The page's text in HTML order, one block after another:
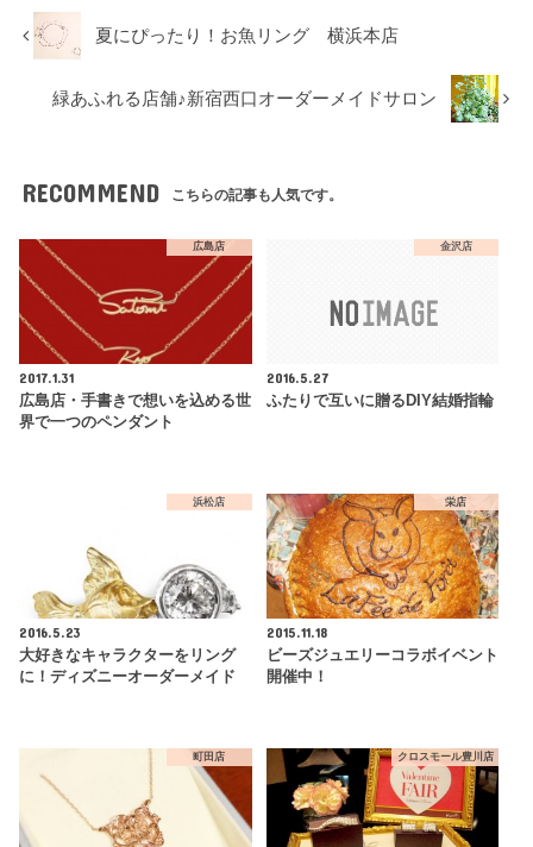
夏にぴったり！お魚リング 横浜本店
緑あふれる店舗♪新宿西口オーダーメイドサロン
RECOMMEND こちらの記事も人気です。
広島店
2017.1.31
広島店・手書きで想いを込める世
界で一つのペンダント
金沢店
2016.5.27
ふたりで互いに贈るDIY結婚指輪
浜松店
2016.5.23
大好きなキャラクターをリング
に！ディズニーオーダーメイド
栄店
2015.11.18
ビーズジュエリーコラボイベント
開催中！
町田店 クロスモール豊川店